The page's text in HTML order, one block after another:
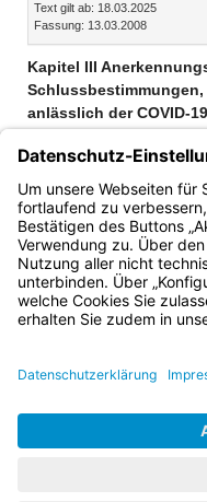
Text gilt ab: 18.03.2025
Fassung: 13.03.2008
Kapitel III
anlässlich der COVID-
Erster Teil
Bestimmungen
127)
Bayern.de
BayernPortal
Impressum